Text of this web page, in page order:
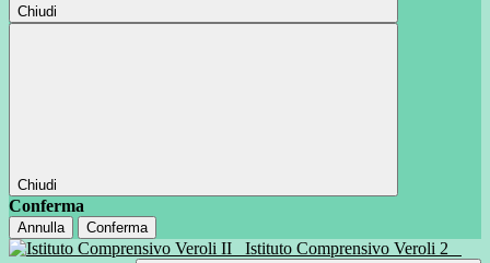
Chiudi
Chiudi
Conferma
Annulla Conferma
Istituto Comprensivo Veroli 2